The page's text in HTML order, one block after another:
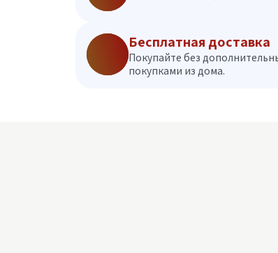
Бесплатная доставка
Покупайте без
покупками из дома.